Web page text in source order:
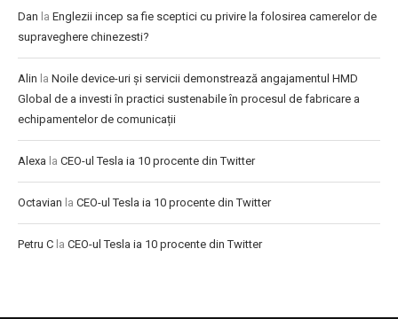
Dan la Englezii incep sa fie sceptici cu privire la folosirea camerelor de
supraveghere chinezesti?
Alin la Noile device-uri și servicii demonstrează angajamentul HMD
Global de a investi în practici sustenabile în procesul de fabricare a
echipamentelor de comunicații
Alexa la CEO-ul Tesla ia 10 procente din Twitter
Octavian la CEO-ul Tesla ia 10 procente din Twitter
Petru C la CEO-ul Tesla ia 10 procente din Twitter